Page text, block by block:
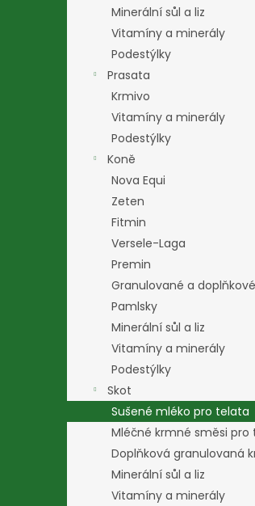
Minerální sůl a liz
Vitamíny a minerály
Podestýlky
Prasata
Krmivo
Vitamíny a minerály
Podestýlky
Koně
Nova Equi
Zeten
Fitmin
Versele-Laga
Premin
Granulované a
Pamlsky
Minerální sůl a liz
Vitamíny a minerály
Podestýlky
Skot
Sušené mléko pro telata
Mléčné krmné směsi pro
Doplňková granulovaná
Minerální sůl a liz
Vitamíny a minerály